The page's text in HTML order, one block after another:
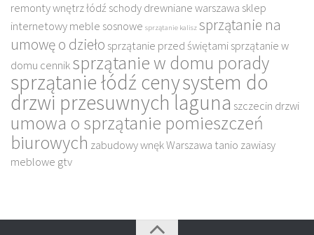
remonty wnętrz łódź schody drewniane warszawa sklep
internetowy meble sosnowe sprzątanie kalisz sprzątanie na
umowę o dzieło sprzątanie przed świętamisprzątanie w
domu cenniksprzątanie w domu porady
sprzątanie łódź cenysystem do
drzwi przesuwnych laguna szczecin drzwi
umowa o sprzątanie pomieszczeń
biurowych zabudowy wnęk Warszawa tanio zawiasy
meblowe gtv